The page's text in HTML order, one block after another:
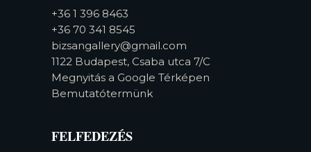
+36 1 396 8463
+36 70 341 8545
bizsangallery@gmail.com
1122 Budapest, Csaba utca 7/C
Megnyitás a Google Térképen
Bemutatótermünk
FELFEDEZÉS